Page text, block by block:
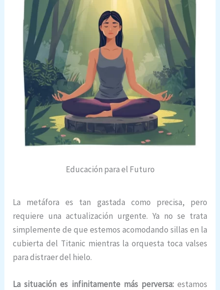
Educación para el Futuro
La metáfora es tan gastada como precisa, pero
requiere una actualización urgente. Ya no se trata
simplemente de que estemos acomodando sillas en la
cubierta del Titanic mientras la orquesta toca valses
para distraer del hielo.
La situación es infinitamente más perversa:estamos